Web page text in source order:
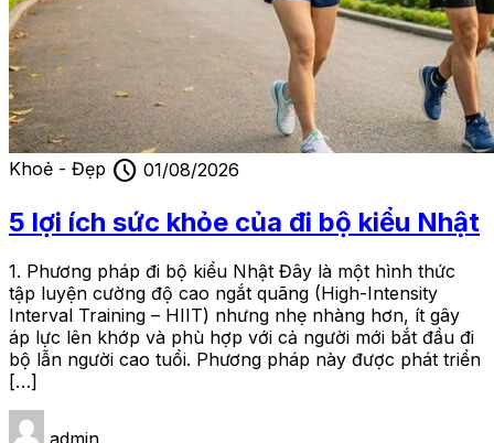
Khoẻ - Đẹp schedule 01/08/2026
5 lợi ích sức khỏe của đi bộ kiểu Nhật
1. Phương pháp đi bộ kiểu Nhật Đây là một hình thức
tập luyện cường độ cao ngắt quãng (High-Intensity
Interval Training – HIIT) nhưng nhẹ nhàng hơn, ít gây
áp lực lên khớp và phù hợp với cả người mới bắt đầu đi
bộ lẫn người cao tuổi. Phương pháp này được phát triển
[…]